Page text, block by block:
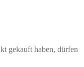
gekauft haben, dürfen